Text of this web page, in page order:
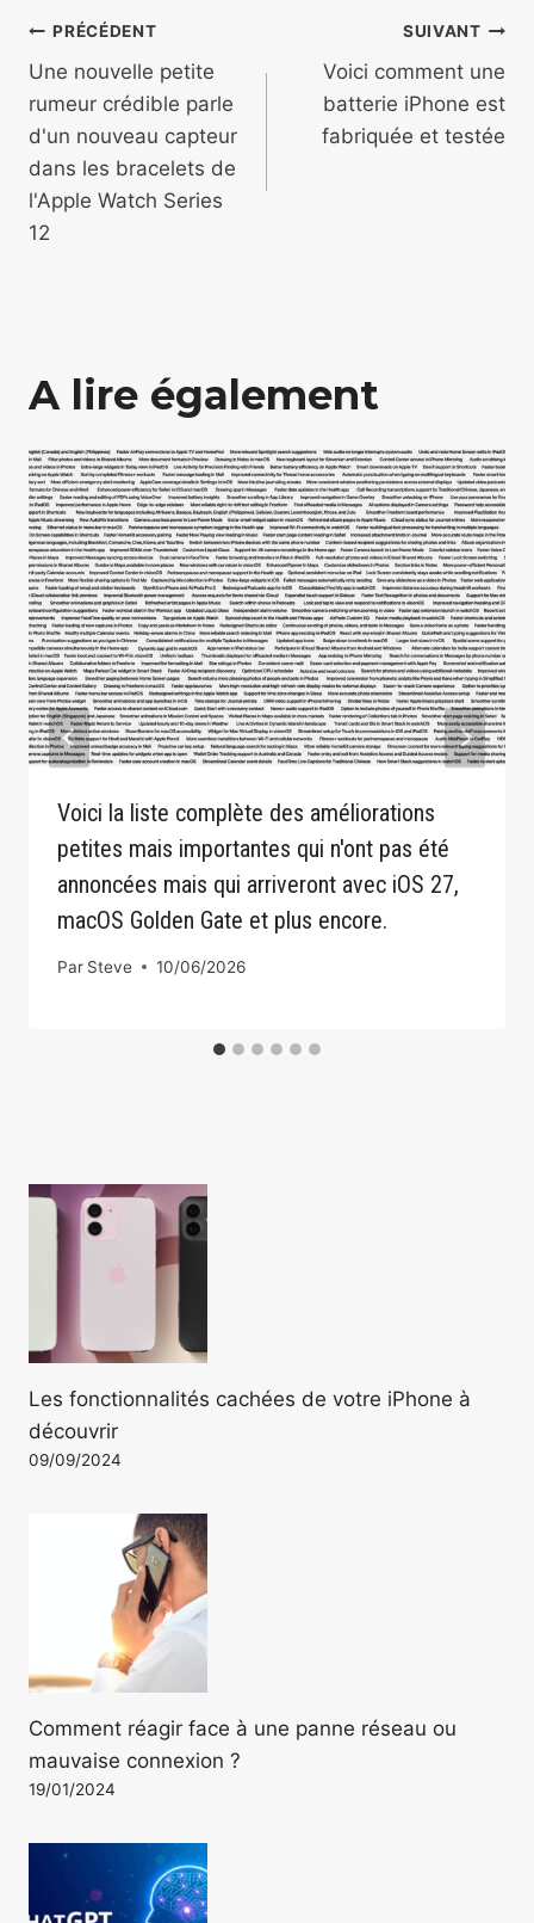
Navigation
de
l’article
PRÉCÉDENT
Une nouvelle petite
rumeur crédible parle
d'un nouveau capteur
dans les bracelets de
l'Apple Watch Series
12
SUIVANT
Voici comment une
batterie iPhone est
fabriquée et testée
A lire également
Voici la liste complète des améliorations
petites mais importantes qui n'ont pas été
annoncées mais qui arriveront avec iOS 27,
macOS Golden Gate et plus encore.
Par Steve 10/06/2026
Les fonctionnalités cachées de votre iPhone à
découvrir
09/09/2024
Comment réagir face à une panne réseau ou
mauvaise connexion ?
19/01/2024